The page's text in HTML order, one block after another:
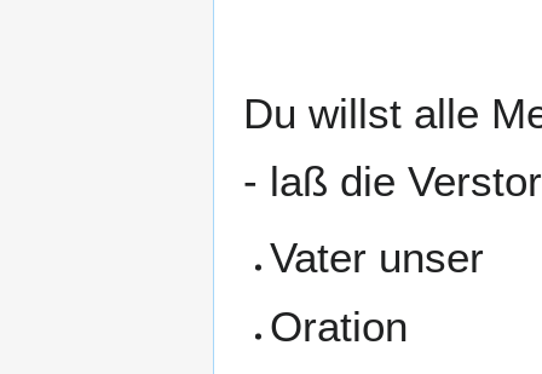
Du willst alle
- laß die
Vater unser
Oration